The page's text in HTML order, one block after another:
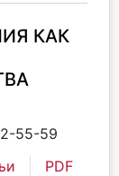
КАК
55-59
PDF